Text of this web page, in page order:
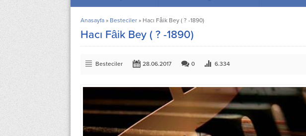
Anasayfa » Besteciler » Hacı Fâik Bey ( ? -1890)
Hacı Fâik Bey ( ? -1890)
Besteciler 28.06.2017 0 6.334